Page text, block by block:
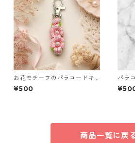
お花モチーフのパラコードキ
ーホルダー ピンク×ライトグリ
ーン ハンドメイド 国産 本革
¥500
パラ
ーン
商品一覧に戻